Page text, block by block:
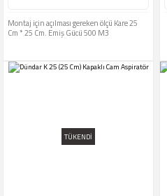
Montaj için açılması gereken ölçü Kare 25
Cm * 25 Cm. Emiş Gücü 500 M3
TÜKENDİ